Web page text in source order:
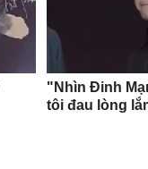
"Nhìn Đinh
tôi đau lòng